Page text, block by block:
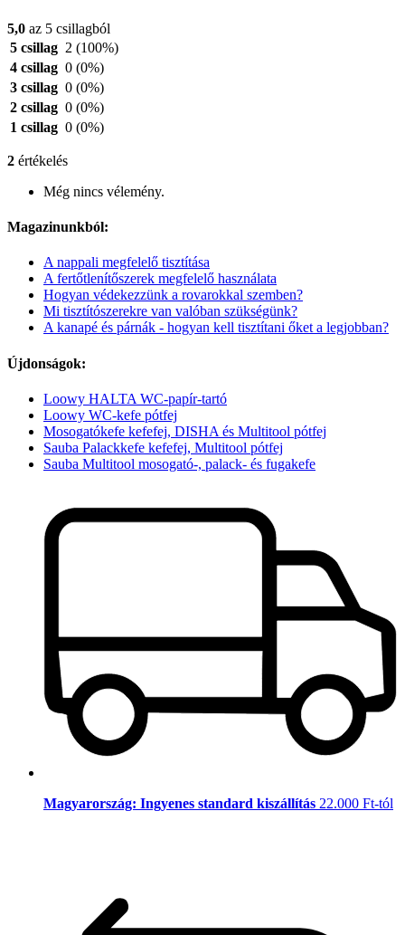
5,0 az 5 csillagból
5 csillag 2 (100%)
4 csillag 0 (0%)
3 csillag 0 (0%)
2 csillag 0 (0%)
1 csillag 0 (0%)
2 értékelés
Még nincs vélemény.
Magazinunkból:
A nappali megfelelő tisztítása
A fertőtlenítőszerek megfelelő használata
Hogyan védekezzünk a rovarokkal szemben?
Mi tisztítószerekre van valóban szükségünk?
A kanapé és párnák - hogyan kell tisztítani őket a legjobban?
Újdonságok:
Loowy HALTA WC-papír-tartó
Loowy WC-kefe pótfej
Mosogatókefe kefefej, DISHA és Multitool pótfej
Sauba Palackkefe kefefej, Multitool pótfej
Sauba Multitool mosogató-, palack- és fugakefe
Magyarország: Ingyenes standard kiszállítás 22.000 Ft-tól